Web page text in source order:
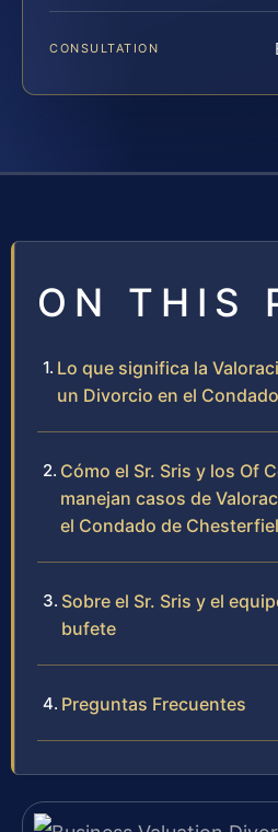
CONSULTATION
ON THIS
Lo que significa la
un Divorcio en el
Cómo el Sr. Sris y los Of
manejan casos de
el Condado de
Sobre el Sr. Sris y el
bufete
Preguntas Frecuentes